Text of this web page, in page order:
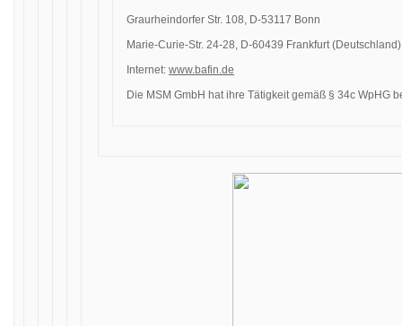
Graurheindorfer Str. 108, D-53117 Bonn
Marie-Curie-Str. 24-28, D-60439 Frankfurt (Deutschland)
Internet: www.bafin.de
Die MSM GmbH hat ihre Tätigkeit gemäß § 34c WpHG